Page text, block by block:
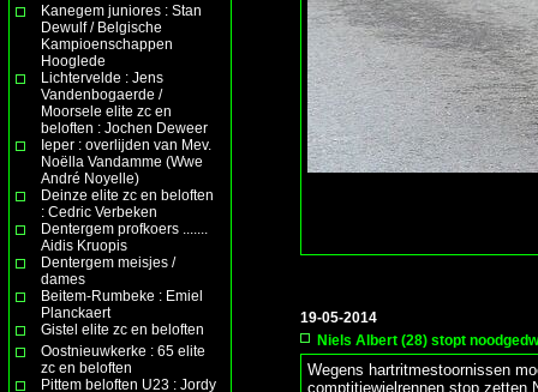
Kanegem juniores : Stan
Dewulf / Belgische
Kampioenschappen
Hooglede
Lichtervelde : Jens
Vandenbogaerde /
Moorsele elite zc en
beloften : Jochen Deweer
Ieper : overlijden van Mev.
Noëlla Vandamme (Wwe
André Noyelle)
Deinze elite zc en beloften
: Cedric Verbeken
Dentergem profkoers .......
Aidis Kruopis
Dentergem meisjes /
dames
Beitem-Rumbeke : Emiel
Planckaert
Gistel elite zc en beloften
Oostnieuwkerke : 65 elite
zc en beloften
Pittem beloften U23 : Jordy
19-05-2014
Niels Albert (28) stopt
Wegens hartritmestoornissen
comptitiewielrennen stop